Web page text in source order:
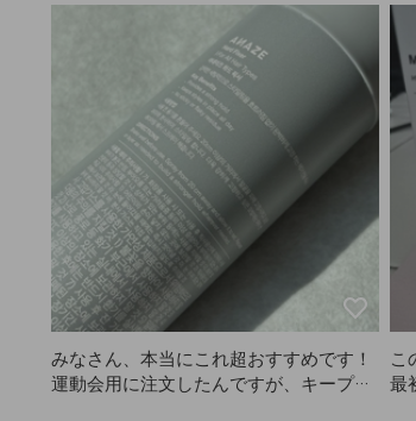
に…母にも取られちゃって、また買いま
した。暑い夏にもぴったりです。素敵な
商品をたくさん作ってくれてありがとう
ございます！YouTubeもよく見ていて、
安くて簡単にヘアセットできるので友達
にもANAZEをおすすめしています。ハ
ードフィクサー、ソフトフィクサー、メ
ロウクリーム、ベビーヘアフィクサー…
買うたびにもっと良い新商品が出てくる
ANAZE最高です。
ラ
ま
す
みなさん、本当にこれ超おすすめです！
運動会用に注文したんですが、キープ力
こ
最